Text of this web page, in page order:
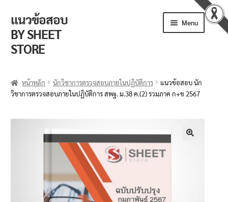
แนวข้อสอบ
BY SHEET
STORE
Menu
ตะกร้าสินค้า
วิธีการสั่งซื้อ
แจ้งชำระเงิน
รีวิวจากลูกค้า
ติดตามพัสดุ
หน้าหลัก นักวิชาการตรวจสอบภายในปฏิบัติการ
แนวข้อสอบ นัก
วิชาการตรวจสอบภายในปฏิบัติการ สพฐ. ม.38 ค.(2) รวมภาค ก+ข 2567